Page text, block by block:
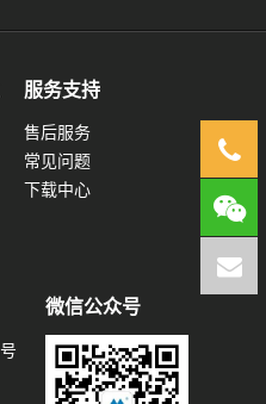
服务支持
售后服务
常见问题
下载中心
微信公众号